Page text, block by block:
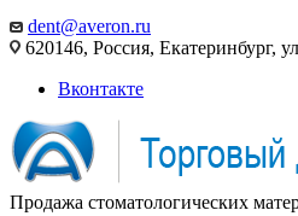
dent@averon.ru
620146, Россия, Екатеринбург,
Вконтакте
Продажа стоматологических